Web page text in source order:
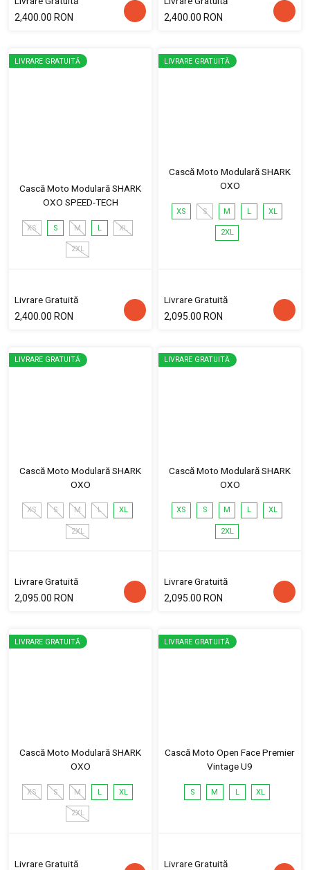
2,400.00 RON
2,400.00 RON
LIVRARE GRATUITĂ
Cască Moto Modulară SHARK
OXO SPEED-TECH
XS S M L XL
2XL
Livrare Gratuită
2,400.00 RON
LIVRARE GRATUITĂ
Cască Moto Modulară SHARK
OXO
XS S M L XL
2XL
Livrare Gratuită
2,095.00 RON
LIVRARE GRATUITĂ
Cască Moto Modulară SHARK
OXO
XS S M L XL
2XL
Livrare Gratuită
2,095.00 RON
LIVRARE GRATUITĂ
Cască Moto Modulară SHARK
OXO
XS S M L XL
2XL
Livrare Gratuită
2,095.00 RON
LIVRARE GRATUITĂ
Cască Moto Modulară SHARK
OXO
XS S M L XL
2XL
Livrare Gratuită
LIVRARE GRATUITĂ
Cască Moto Open Face Premier
Vintage U9
S M L XL
Livrare Gratuită